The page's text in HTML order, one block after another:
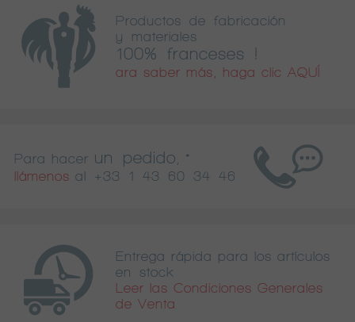
Productos de fabricación
y materiales
100% franceses !
ara saber más, haga clic AQUÍ
Para hacer un pedido , *
llámenos al +33 1 43 60 34 46
Entrega rápida para los artículos
en stock
Leer las Condiciones Generales
de Venta